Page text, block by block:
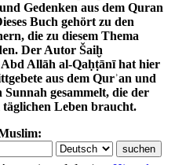
Gedenken aus dem Quran
Buch gehört zu den
die zu diesem Thema
Der Autor Šaiḫ
Allāh al-Qaḥṭānī hat hier
aus dem Qurʾan und
Sunnah gesammelt, die der
Leben braucht.